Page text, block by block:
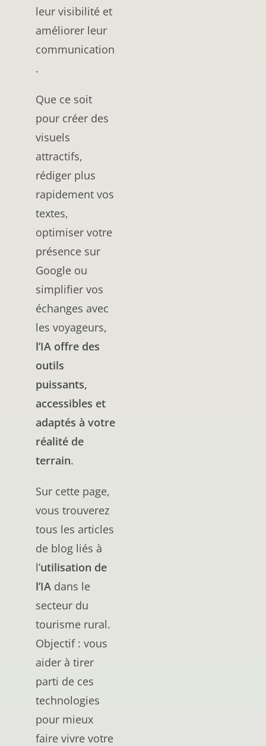
leur visibilité et
améliorer leur
communication
.
Que ce soit
pour créer des
visuels
attractifs,
rédiger plus
rapidement vos
textes,
optimiser votre
présence sur
Google ou
simplifier vos
échanges avec
les voyageurs,
l’IA offre des
outils
puissants,
accessibles et
adaptés à votre
réalité de
terrain.
Sur cette page,
vous trouverez
tous les articles
de blog liés à
l’utilisation de
l’IA dans le
secteur du
tourisme rural.
Objectif : vous
aider à tirer
parti de ces
technologies
pour mieux
faire vivre votre